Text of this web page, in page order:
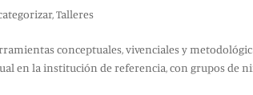
,Talleres
conceptuales, vivenciales y
en la institución de referencia, con grupos de